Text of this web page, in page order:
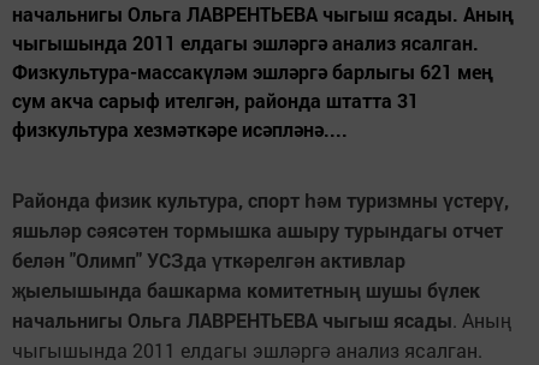
начальнигы Ольга ЛАВРЕНТЬЕВА чыгыш ясады. Аның
чыгышында 2011 елдагы эшләргә анализ ясалган.
Физкультура-массакүләм эшләргә барлыгы 621 мең
сум акча сарыф ителгән, районда штатта 31
физкультура хезмәткәре исәпләнә....
Районда физик культура, спорт һәм туризмны үстерү,
яшьләр сәясәтен тормышка ашыру турындагы отчет
белән "Олимп" УСЗда үткәрелгән активлар
җыелышында башкарма комитетның шушы бүлек
начальнигы Ольга ЛАВРЕНТЬЕВА чыгыш ясады. Аның
чыгышында 2011 елдагы эшләргә анализ ясалган.